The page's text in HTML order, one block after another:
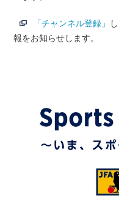
「チャンネル登録」
報をお知らせします。